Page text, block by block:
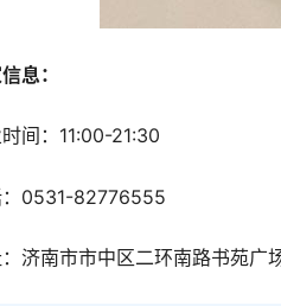
息：
间：11:00-21:30
：0531-82776555
济南市市中区二环南路书苑广